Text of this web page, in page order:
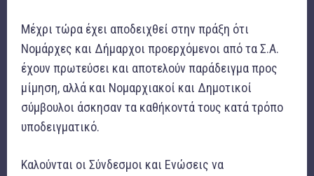
Μέχρι τώρα έχει αποδειχθεί στην πράξη ότι
Νομάρχες και Δήμαρχοι προερχόμενοι από τα Σ.Α.
έχουν πρωτεύσει και αποτελούν παράδειγμα προς
μίμηση, αλλά και Νομαρχιακοί και Δημοτικοί
σύμβουλοι άσκησαν τα καθήκοντά τους κατά τρόπο
υποδειγματικό.
Καλούνται οι Σύνδεσμοι και Ενώσεις να